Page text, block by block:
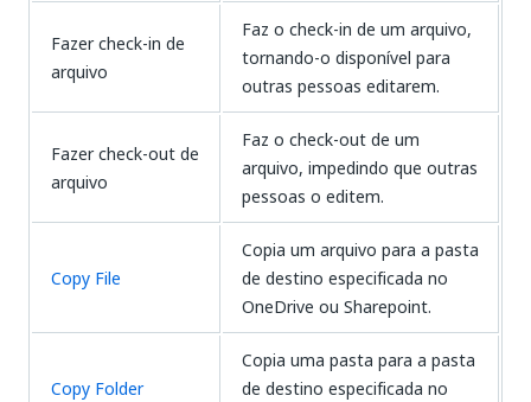
Fazer check-in de
arquivo
Faz o check-in de um arquivo,
tornando-o disponível para
outras pessoas editarem.
Fazer check-out de
arquivo
Faz o check-out de um
arquivo, impedindo que outras
pessoas o editem.
Copy File
Copia um arquivo para a pasta
de destino especificada no
OneDrive ou Sharepoint.
Copy Folder
Copia uma pasta para a pasta
de destino especificada no